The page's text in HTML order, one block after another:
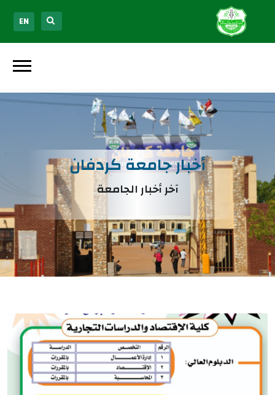
EN
أخبار جامعة كردفان
آخر أخبار الجامعة